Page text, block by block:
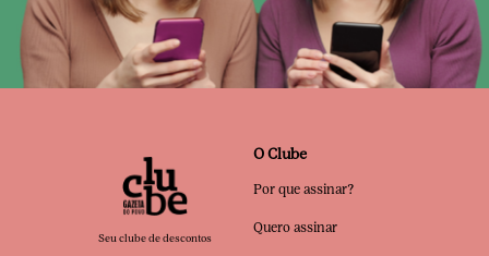
Seu clube de descontos
O Clube
Por que assinar?
Quero assinar